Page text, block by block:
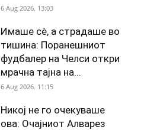
6 Aug 2026. 13:03
Имаше сè, а страдаше во
тишина: Поранешниот
фудбалер на Челси откри
мрачна тајна на...
6 Aug 2026. 11:15
Никој не го очекуваше
ова: Очајниот Алварез